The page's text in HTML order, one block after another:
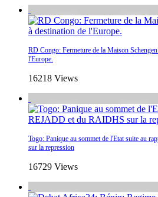
RD Congo: Fermeture de la Maison
l'Europe.
16218 Views
Togo: Panique au sommet de l'Etat suite au
sur la repression
16729 Views